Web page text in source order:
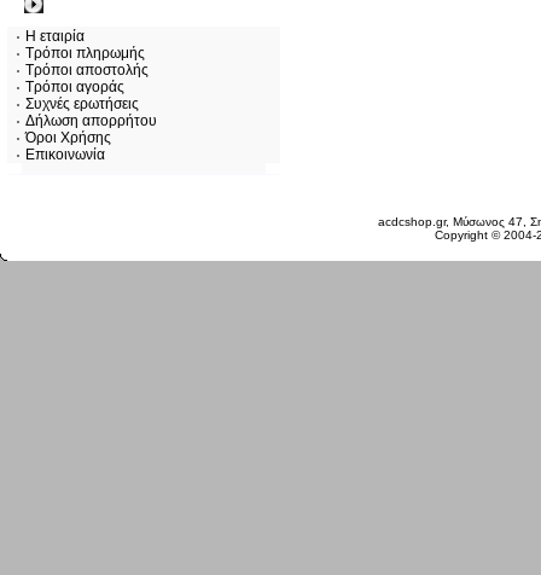
Η εταιρία
Τρόποι πληρωμής
Τρόποι αποστολής
Τρόποι αγοράς
Συχνές ερωτήσεις
Δήλωση απορρήτου
Όροι Χρήσης
Επικοινωνία
acdcshop.gr, Μύσωνος 47,
Copyright ©